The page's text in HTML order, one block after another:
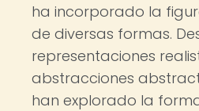
ha incorporado la
de diversas formas.
representaciones
abstracciones
han explorado la